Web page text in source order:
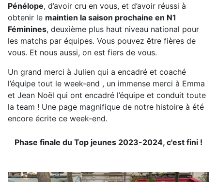
Pénélope, d’avoir cru en vous, et d’avoir réussi à
obtenir le maintien la saison prochaine en N1
Féminines, deuxième plus haut niveau national pour
les matchs par équipes. Vous pouvez être fières de
vous. Et nous aussi, on est fiers de vous.
Un grand merci à Julien qui a encadré et coaché
l’équipe tout le week-end , un immense merci à Emma
et Jean Noël qui ont encadré l’équipe et conduit toute
la team ! Une page magnifique de notre histoire à été
encore écrite ce week-end.
Phase finale du Top jeunes 2023-2024, c'est fini !